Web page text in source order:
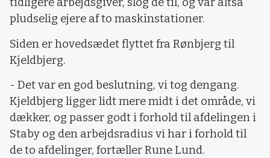
pludselig ejere af to maskinstationer.
Siden er hovedsædet flyttet fra Rønbjerg til
Kjeldbjerg.
- Det var en god beslutning, vi tog dengang.
Kjeldbjerg ligger lidt mere midt i det område, vi
dækker, og passer godt i forhold til afdelingen i
Staby og den arbejdsradius vi har i forhold til
de to afdelinger, fortæller Rune Lund.